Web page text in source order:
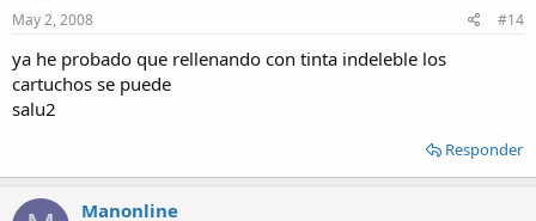
May 2, 2008 #14
ya he probado que rellenando con tinta indeleble los
cartuchos se puede
salu2
Responder
Manonline